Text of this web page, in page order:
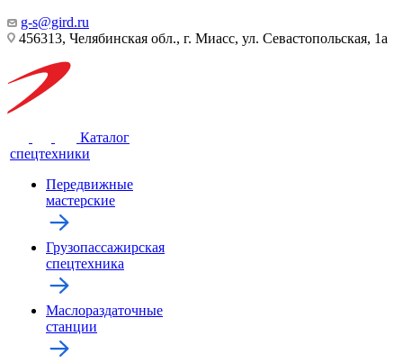
g-s@gird.ru
456313, Челябинская обл., г. Миасс, ул. Севастопольская, 1а
Каталог
спецтехники
Передвижные
мастерские
Грузопассажирская
спецтехника
Маслораздаточные
станции